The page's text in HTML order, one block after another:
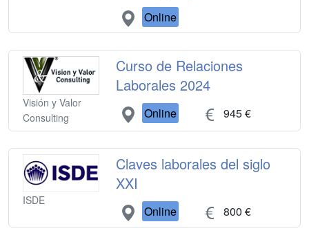
Online
Visión y Valor
Consulting
Curso de Relaciones
Laborales 2024
Online 945 €
ISDE
Claves laborales del siglo
XXI
Online 800 €